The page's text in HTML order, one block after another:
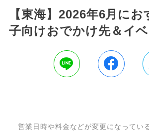
【東海】2026年6月に
子向けおでかけ先＆イ
営業日時や料金などが変更になってい